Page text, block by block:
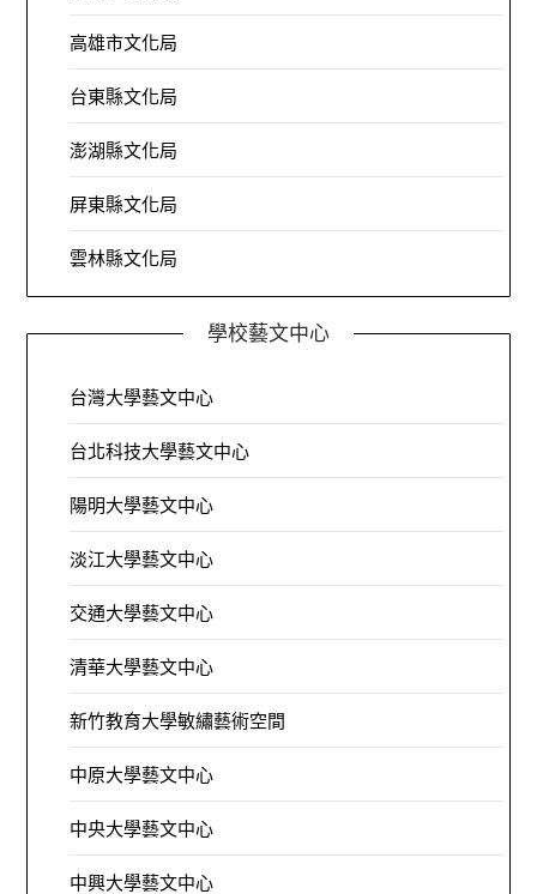
高雄市文化局
台東縣文化局
澎湖縣文化局
屏東縣文化局
雲林縣文化局
學校藝文中心
台灣大學藝文中心
台北科技大學藝文中心
陽明大學藝文中心
淡江大學藝文中心
交通大學藝文中心
清華大學藝文中心
新竹教育大學敏繡藝術空間
中原大學藝文中心
中央大學藝文中心
中興大學藝文中心